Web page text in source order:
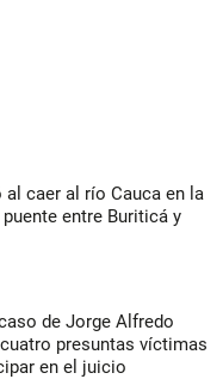
caer al río Cauca en la
entre Buriticá y
de Jorge Alfredo
presuntas víctimas
en el juicio